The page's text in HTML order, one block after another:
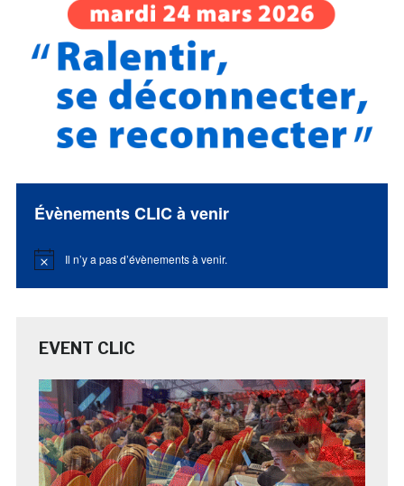
Évènements CLIC à venir
Notice Il n’y a pas d’évènements à venir.
EVENT CLIC